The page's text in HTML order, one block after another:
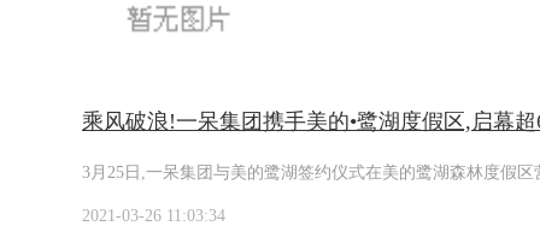
乘风破浪!一呆集团携手美的•鹭湖度假区,启幕
​3月25日,一呆集团与美的鹭湖签约仪式在美的鹭湖森林度假
2021-03-26 11:03:34